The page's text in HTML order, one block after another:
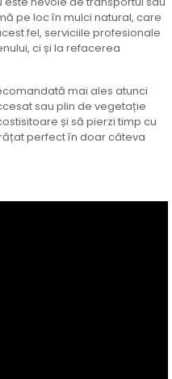
pe loc în mulci natural, care
fel, serviciile profesionale
ci și la refacerea
mai ales atunci
sau plin de vegetație
și să pierzi timp cu
perfect în doar câteva